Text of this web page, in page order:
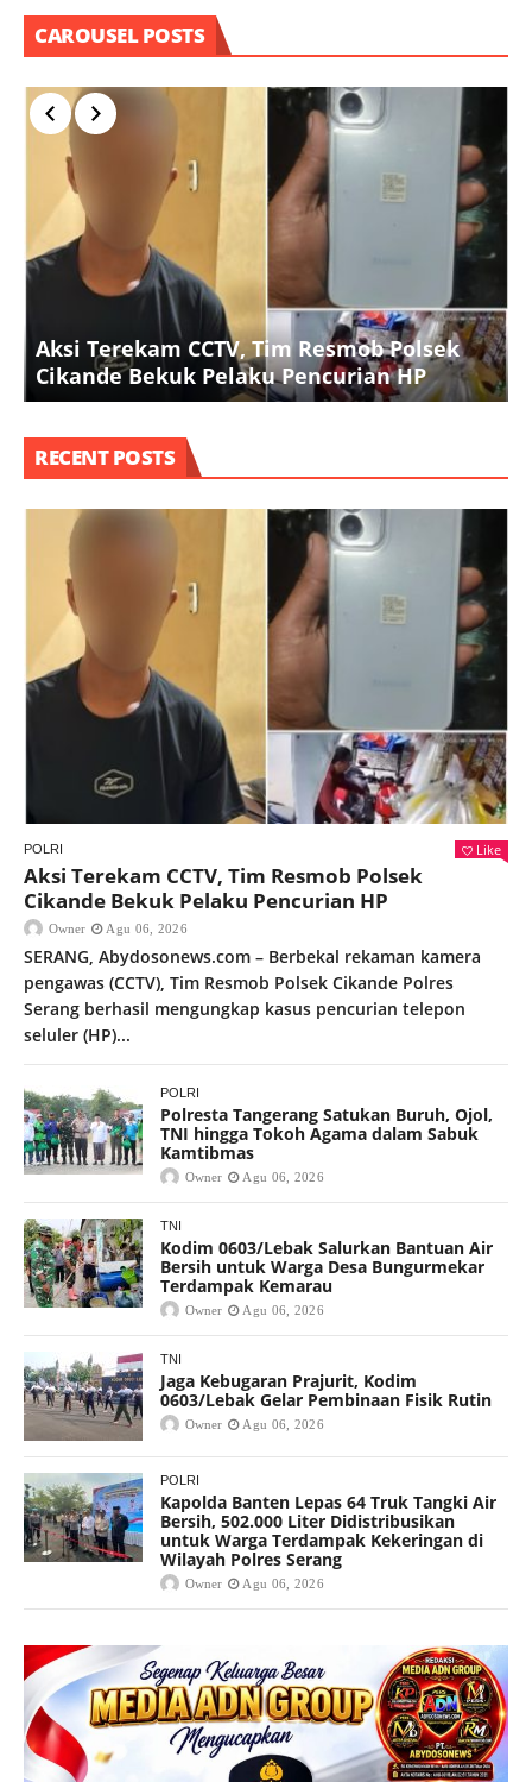
CAROUSEL POSTS
Aksi Terekam CCTV, Tim Resmob Polsek
Cikande Bekuk Pelaku Pencurian HP
RECENT POSTS
POLRI Like
Aksi Terekam CCTV, Tim Resmob Polsek
Cikande Bekuk Pelaku Pencurian HP
Owner Agu 06, 2026
SERANG, Abydosonews.com – Berbekal rekaman kamera
pengawas (CCTV), Tim Resmob Polsek Cikande Polres
Serang berhasil mengungkap kasus pencurian telepon
seluler (HP)...
POLRI
Polresta Tangerang Satukan Buruh, Ojol,
TNI hingga Tokoh Agama dalam Sabuk
Kamtibmas
Owner Agu 06, 2026
TNI
Kodim 0603/Lebak Salurkan Bantuan Air
Bersih untuk Warga Desa Bungurmekar
Terdampak Kemarau
Owner Agu 06, 2026
TNI
Jaga Kebugaran Prajurit, Kodim
0603/Lebak Gelar Pembinaan Fisik Rutin
Owner Agu 06, 2026
POLRI
Kapolda Banten Lepas 64 Truk Tangki Air
Bersih, 502.000 Liter Didistribusikan
untuk Warga Terdampak Kekeringan di
Wilayah Polres Serang
Owner Agu 06, 2026